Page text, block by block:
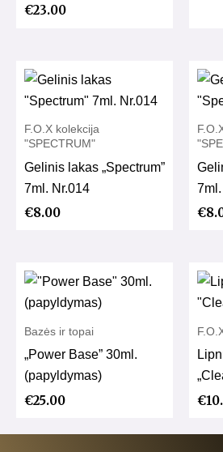
€23.00
F.O.X kolekcija
"SPECTRUM"
Gelinis lakas „Spectrum”
7ml. Nr.014
€8.00 €
Bazės ir topai
„Power Base” 30ml.
(papyldymas)
€25.00 €